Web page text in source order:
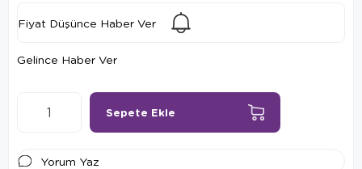
Fiyat Düşünce Haber Ver
Gelince Haber Ver
Yorum Yaz